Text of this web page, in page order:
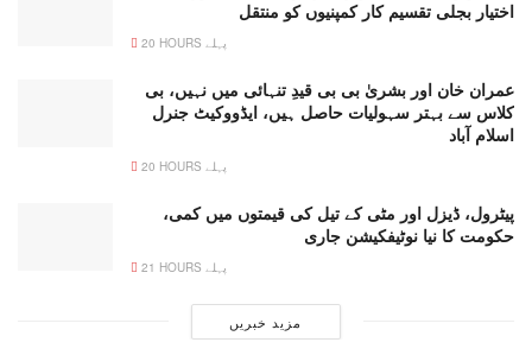
اختیار بجلی تقسیم کار کمپنیوں کو منتقل
20 HOURS پہلے
عمران خان اور بشریٰ بی بی قیدِ تنہائی میں نہیں، بی
کلاس سے بہتر سہولیات حاصل ہیں، ایڈووکیٹ جنرل
اسلام آباد
20 HOURS پہلے
پیٹرول، ڈیزل اور مٹی کے تیل کی قیمتوں میں کمی،
حکومت کا نیا نوٹیفکیشن جاری
21 HOURS پہلے
مزید خبریں